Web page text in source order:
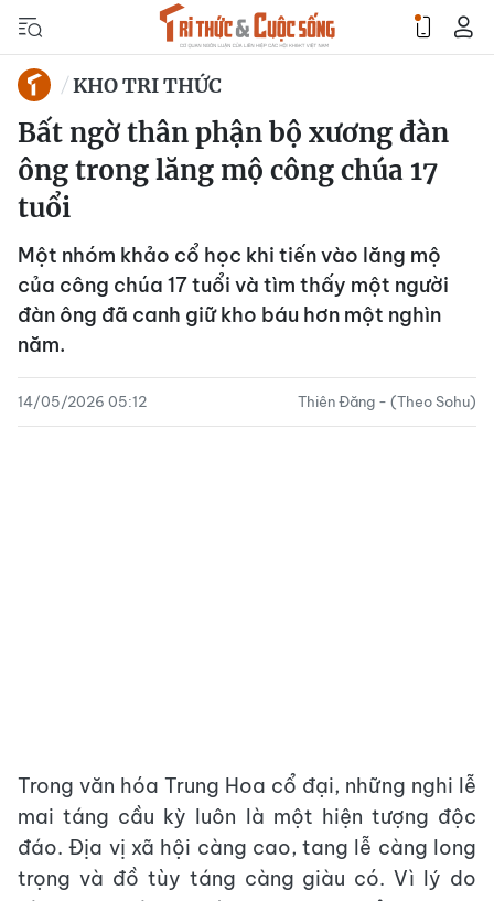
KHO TRI THỨC
Bất ngờ thân phận bộ xương đàn
ông trong lăng mộ công chúa 17
tuổi
Một nhóm khảo cổ học khi tiến vào lăng mộ
của công chúa 17 tuổi và tìm thấy một người
đàn ông đã canh giữ kho báu hơn một nghìn
năm.
14/05/2026 05:12 Thiên Đăng - (Theo Sohu)
Trong văn hóa Trung Hoa cổ đại, những nghi lễ
mai táng cầu kỳ luôn là một hiện tượng độc
đáo. Địa vị xã hội càng cao, tang lễ càng long
trọng và đồ tùy táng càng giàu có. Vì lý do